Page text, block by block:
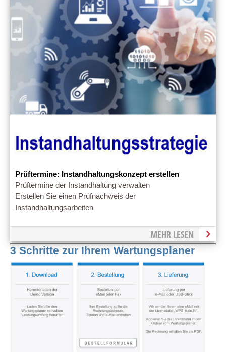
Prüftermine: Instandhaltungskonzept erstellen
Prüftermine der Instandhaltung verwalten
Erstellen Sie einen Prüfnachweis der
Instandhaltungsarbeiten
MEHR LESEN
3 Schritte zur Ihrem Wartungsplaner